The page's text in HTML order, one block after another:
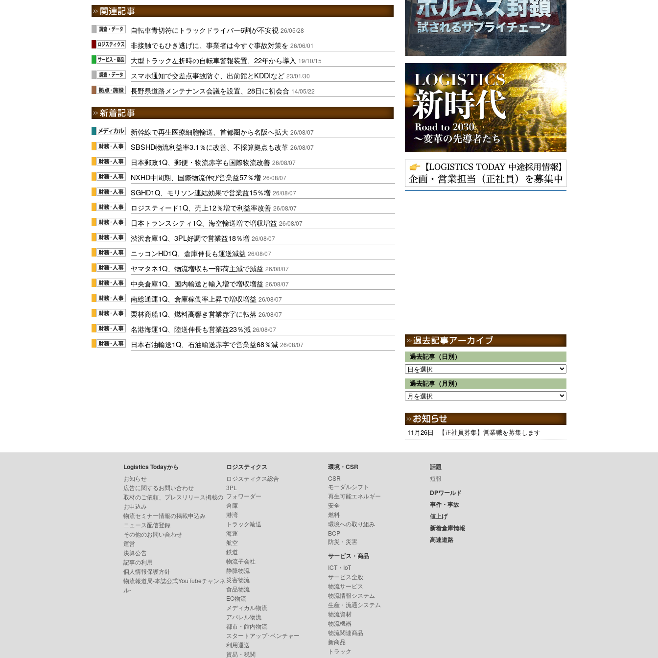
自転車青切符にトラックドライバー6割が不安視 26/05/28
非接触でもひき逃げに、事業者は今すぐ事故対策を 26/06/01
大型トラック左折時の自転車警報装置、22年から導入 19/10/15
スマホ通知で交差点事故防ぐ、出前館とKDDIなど 23/01/30
長野県道路メンテナンス会議を設置、28日に初会合 14/05/22
新幹線で再生医療細胞輸送、首都圏から名阪へ拡大 26/08/07
SBSHD物流利益率3.1％に改善、不採算拠点も改革 26/08/07
日本郵政1Q、郵便・物流赤字も国際物流改善 26/08/07
NXHD中間期、国際物流伸び営業益57％増 26/08/07
SGHD1Q、モリソン連結効果で営業益15％増 26/08/07
ロジスティード1Q、売上12％増で利益率改善 26/08/07
日本トランスシティ1Q、海空輸送増で増収増益 26/08/07
渋沢倉庫1Q、3PL好調で営業益18％増 26/08/07
ニッコンHD1Q、倉庫伸長も運送減益 26/08/07
ヤマタネ1Q、物流増収も一部荷主減で減益 26/08/07
中央倉庫1Q、国内輸送と輸入増で増収増益 26/08/07
南総通運1Q、倉庫稼働率上昇で増収増益 26/08/07
栗林商船1Q、燃料高響き営業赤字に転落 26/08/07
名港海運1Q、陸送伸長も営業益23％減 26/08/07
日本石油輸送1Q、石油輸送赤字で営業益68％減 26/08/07
過去記事（日別）
過去記事（月別）
11月26日 【正社員募集】営業職を募集します
Logistics Todayから
お知らせ
広告に関するお問い合わせ
取材のご依頼、プレスリリース掲載の
お申込み
物流セミナー情報の掲載申込み
ニュース配信登録
その他のお問い合わせ
運営
決算公告
記事の利用
個人情報保護方針
物流報道局-本誌公式YouTubeチャンネ
ル-
ロジスティクス
ロジスティクス総合
3PL
フォワーダー
倉庫
港湾
トラック輸送
海運
航空
鉄道
物流子会社
静脈物流
災害物流
食品物流
EC物流
メディカル物流
アパレル物流
都市・館内物流
スタートアップ･ベンチャー
利用運送
貿易・税関
環境・CSR
CSR
モーダルシフト
再生可能エネルギー
安全
燃料
環境への取り組み
BCP
防災・災害
サービス・商品
ICT・IoT
サービス全般
物流サービス
物流情報システム
生産・流通システム
物流資材
物流機器
物流関連商品
新商品
トラック
話題
短報
DPワールド
事件・事故
値上げ
新着倉庫情報
高速道路